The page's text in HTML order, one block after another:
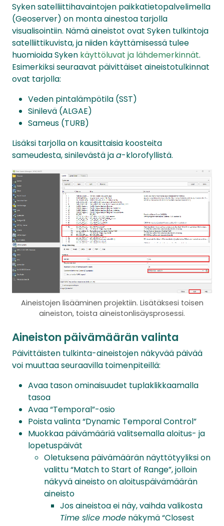
Syken satelliittihavaintojen paikkatietopalvelimella
(Geoserver) on monta ainestoa tarjolla
visualisointiin. Nämä aineistot ovat Syken tulkintoja
satelliittikuvista, ja niiden käyttämisessä tulee
huomioida Syken käyttöluvat ja lähdemerkinnät.
Esimerkiksi seuraavat päivittäiset aineistotulkinnat
ovat tarjolla:
Veden pintalämpötila (SST)
Sinilevä (ALGAE)
Sameus (TURB)
Lisäksi tarjolla on kausittaisia koosteita
sameudesta, sinilevästä jaa-klorofyllistä.
Aineistojen lisääminen projektiin. Lisätäksesi toisen
aineiston, toista aineistonlisäysprosessi.
Aineiston päivämäärän valinta
Päivittäisten tulkinta-aineistojen näkyvää päivää
voi muuttaa seuraavilla toimenpiteillä:
Avaa tason ominaisuudet tuplaklikkaamalla
tasoa
Avaa “Temporal”-osio
Poista valinta “Dynamic Temporal Control”
Muokkaa päivämääriä valitsemalla aloitus- ja
lopetuspäivät
Oletuksena päivämäärän näyttötyyliksi on
valittu “Match to Start of Range”, jolloin
näkyvä aineisto on aloituspäivämäärän
aineisto
Jos aineistoa ei näy, vaihda valikosta
Time slice mode näkymä “Closest